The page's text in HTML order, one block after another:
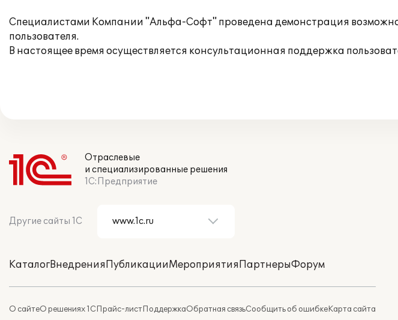
Специалистами Компании "Альфа-Софт" проведена демонстрация
пользователя.
В настоящее время осуществляется консультационная поддержка
Отраслевые
и специализированные решения
1С:Предприятие
Другие сайты 1С
КаталогВнедренияПубликацииМероприятияПартнерыФорум
О сайтеО решениях 1СПрайс-листПоддержкаОбратная связьСообщить об ошибкеКарта сайта